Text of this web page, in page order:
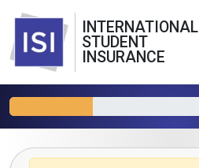
INTERNATIONAL
STUDENT
INSURANCE